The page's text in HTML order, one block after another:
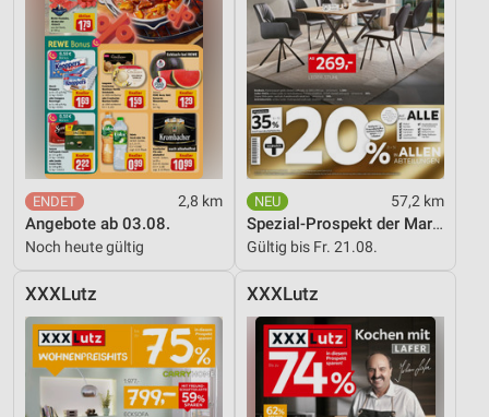
2,8 km
Angebote ab 03.08.
Noch heute gültig
57,2 km
Spezial-Prospekt der Marken
Gültig bis Fr. 21.08.
XXXLutz XXXLutz